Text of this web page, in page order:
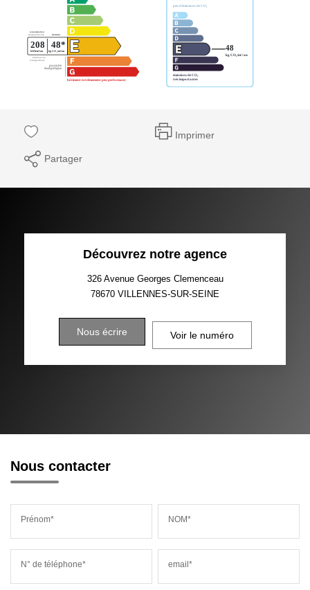
Imprimer
Partager
Découvrez notre agence
326 Avenue Georges Clemenceau
78670 VILLENNES-SUR-SEINE
Nous écrire Voir le numéro
Nous contacter
Prénom* NOM*
N° de téléphone* email*